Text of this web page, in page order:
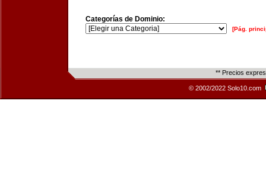
Categorías de Dominio:
[Pág.
** Precios
© 2002/2022 Solo10.com